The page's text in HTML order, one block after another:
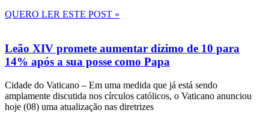
QUERO LER ESTE POST »
Leão XIV promete aumentar dízimo de 10 para
14% após a sua posse como Papa
Cidade do Vaticano – Em uma medida que já está sendo
amplamente discutida nos círculos católicos, o Vaticano anunciou
hoje (08) uma atualização nas diretrizes